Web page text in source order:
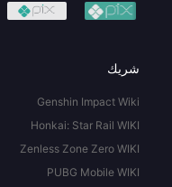
شريك
Genshin Impact Wiki
Honkai: Star Rail WIKI
Zenless Zone Zero WIKI
PUBG Mobile WIKI